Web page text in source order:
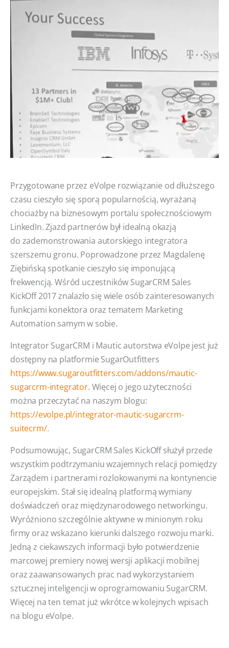
Przygotowane przez eVolpe rozwiązanie od dłuższego
czasu cieszyło się sporą popularnością, wyrażaną
chociażby na biznesowym portalu społecznościowym
LinkedIn. Zjazd partnerów był idealną okazją
do zademonstrowania autorskiego integratora
szerszemu gronu. Poprowadzone przez Magdalenę
Ziębińską spotkanie cieszyło się imponującą
frekwencją. Wśród uczestników SugarCRM Sales
KickOff 2017 znalazło się wiele osób zainteresowanych
funkcjami konektora oraz tematem Marketing
Automation samym w sobie.
Integrator SugarCRM i Mautic autorstwa eVolpe jest już
dostępny na platformie SugarOutfitters
https://www.sugaroutfitters.com/addons/mautic-
sugarcrm-integrator. Więcej o jego użyteczności
można przeczytać na naszym blogu:
https://evolpe.pl/integrator-mautic-sugarcrm-
suitecrm/.
Podsumowując, SugarCRM Sales KickOff służył przede
wszystkim podtrzymaniu wzajemnych relacji pomiędzy
Zarządem i partnerami rozlokowanymi na kontynencie
europejskim. Stał się idealną platformą wymiany
doświadczeń oraz międzynarodowego networkingu.
Wyróżniono szczególnie aktywne w minionym roku
firmy oraz wskazano kierunki dalszego rozwoju marki.
Jedną z ciekawszych informacji było potwierdzenie
marcowej premiery nowej wersji aplikacji mobilnej
oraz zaawansowanych prac nad wykorzystaniem
sztucznej inteligencji w oprogramowaniu SugarCRM.
Więcej na ten temat już wkrótce w kolejnych wpisach
na blogu eVolpe.